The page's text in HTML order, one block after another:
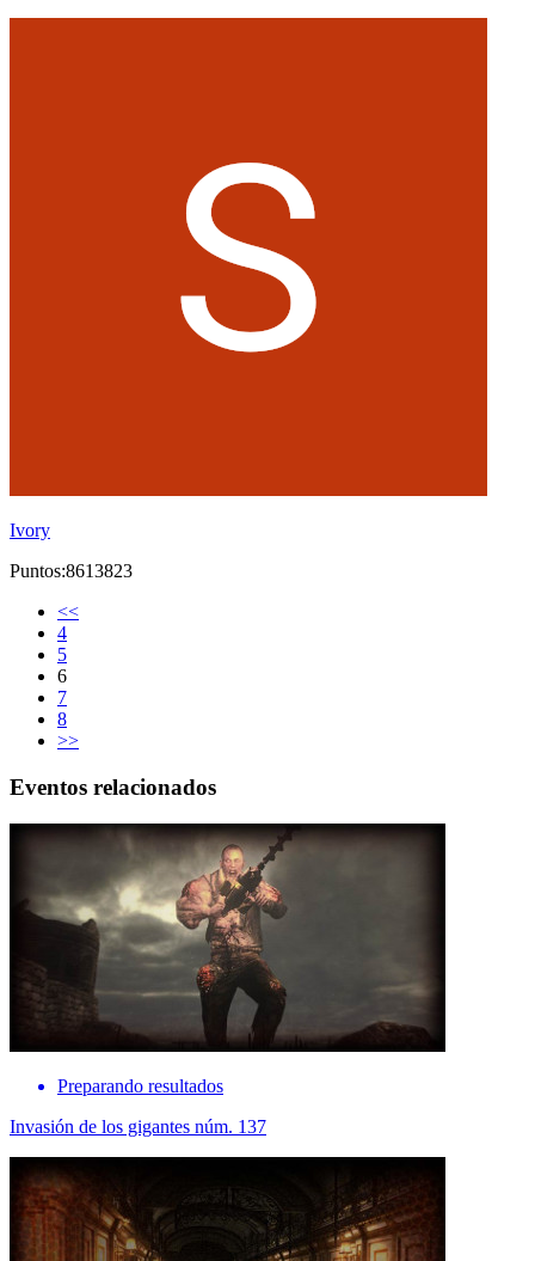
Ivory
Puntos:8613823
<<
4
5
6
7
8
>>
Eventos relacionados
Preparando resultados
Invasión de los gigantes núm. 137